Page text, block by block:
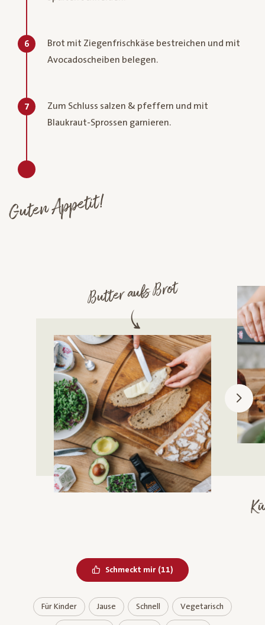
6
Brot mit Ziegenfrischkäse bestreichen und mit
Avocadoscheiben belegen.
7
Zum Schluss salzen & pfeffern und mit
Blaukraut-Sprossen garnieren.
Guten Appetit!
Butter aufs Brot
Schmeckt mir Bereits geliked
(11)
Für Kinder Jause Schnell Vegetarisch